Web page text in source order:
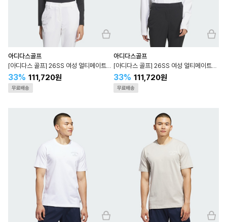
아디다스골프
[아디다스 골프] 26SS 여성 얼티메이트365 롱 슬리브 폴로 W KD7234
33% 111,720원
아디다스골프
[아디다스 골프] 26SS 여성 얼티메이트365 롱 슬리브 폴로 W KD7233
33% 111,720원